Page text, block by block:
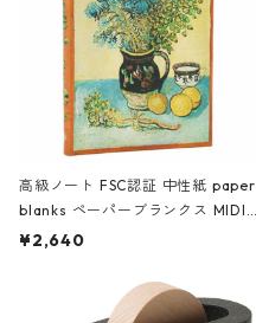
高級ノート FSC認証 中性紙 paper
blanks ペーパーブランクス MIDI
ハードカバー 罫線 ヴァン・ゴッホ
¥2,640